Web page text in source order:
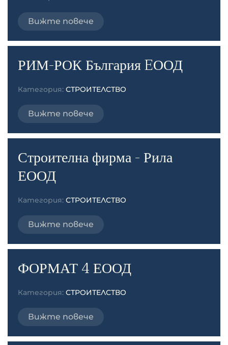
Вижте повече
РИМ-РОК България EООД
Категория: СТРОИТЕЛСТВО
Вижте повече
Строителна фирма - Рила
ЕООД
Категория: СТРОИТЕЛСТВО
Вижте повече
ФОРМАТ 4 ЕООД
Категория: СТРОИТЕЛСТВО
Вижте повече